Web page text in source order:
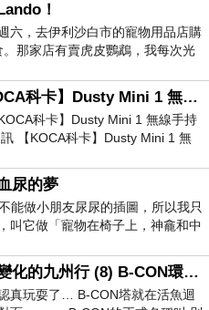
！
六，去伊利沙白市的寵物用品店購
。那家店有賣虎皮鸚鵡，我每次光
。他們偶爾會引進 C
開箱｜【KOCA科卡】Dusty Mini 1 無線手持吸塵器
科卡】Dusty Mini 1 無線手持
【KOCA科卡】Dusty Mini 1 無
語： 能吸、能吹兼具兩
尿的夢
能做小朋友尿尿的插圖，所以我只
叫它做「寵物在椅子上，神龕和中
了。 六月底
計畫趕不上變化的九州行 (8) B-CON環球塔
真玩耍了… B-CON塔就在活魚迴